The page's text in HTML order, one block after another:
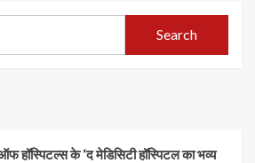
Search
हॉस्पिटल्स के ‘द मेडिसिटी हॉस्पिटल का भव्य